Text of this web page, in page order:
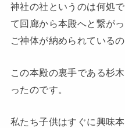
神社の社というのは何処
て回廊から本殿へと繋が
ご神体が納められているの
この本殿の裏手である杉
ったのです。
私たち子供はすぐに興味